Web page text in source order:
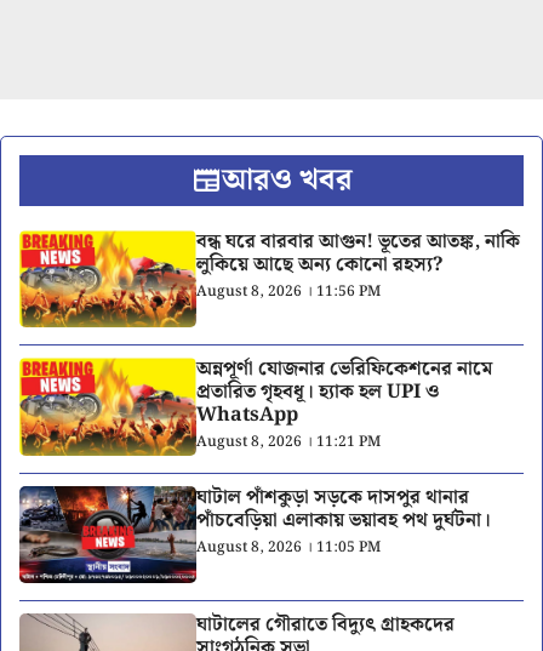
আরও খবর
বন্ধ ঘরে বারবার আগুন! ভূতের আতঙ্ক, নাকি
লুকিয়ে আছে অন্য কোনো রহস্য?
August 8, 2026 । 11:56 PM
অন্নপূর্ণা যোজনার ভেরিফিকেশনের নামে
প্রতারিত গৃহবধূ। হ্যাক হল UPI ও
WhatsApp
August 8, 2026 । 11:21 PM
ঘাটাল পাঁশকুড়া সড়কে দাসপুর থানার
পাঁচবেড়িয়া এলাকায় ভয়াবহ পথ দুর্ঘটনা।
August 8, 2026 । 11:05 PM
ঘাটালের গৌরাতে বিদ্যুৎ গ্রাহকদের